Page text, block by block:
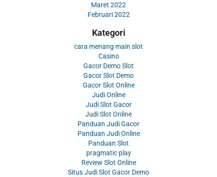
Maret 2022
Februari 2022
Kategori
cara menang main slot
Casino
Gacor Demo Slot
Gacor Slot Demo
Gacor Slot Online
Judi Online
Judi Slot Gacor
Judi Slot Online
Panduan Judi Gacor
Panduan Judi Online
Panduan Slot
pragmatic play
Review Slot Online
Situs Judi Slot Gacor Demo